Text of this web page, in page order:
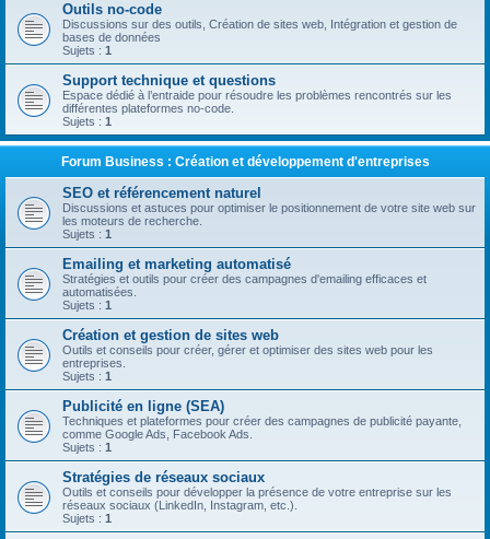
Outils no-code
Discussions sur des outils, Création de sites web, Intégration et gestion de
bases de données
Sujets : 1
Support technique et questions
Espace dédié à l’entraide pour résoudre les problèmes rencontrés sur les
différentes plateformes no-code.
Sujets : 1
Forum Business : Création et développement d'entreprises
SEO et référencement naturel
Discussions et astuces pour optimiser le positionnement de votre site web sur
les moteurs de recherche.
Sujets : 1
Emailing et marketing automatisé
Stratégies et outils pour créer des campagnes d'emailing efficaces et
automatisées.
Sujets : 1
Création et gestion de sites web
Outils et conseils pour créer, gérer et optimiser des sites web pour les
entreprises.
Sujets : 1
Publicité en ligne (SEA)
Techniques et plateformes pour créer des campagnes de publicité payante,
comme Google Ads, Facebook Ads.
Sujets : 1
Stratégies de réseaux sociaux
Outils et conseils pour développer la présence de votre entreprise sur les
réseaux sociaux (LinkedIn, Instagram, etc.).
Sujets : 1